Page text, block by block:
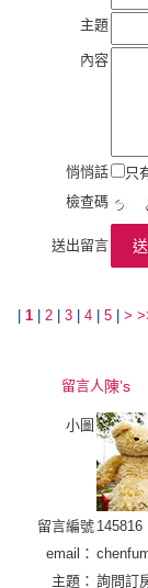
主題
內容
悄悄話
只
檢查碼
送出留言
1 2 3 4 5 >
留言人 陳’s
小圖
留言編號 145816
email：
主題： 詢問訂